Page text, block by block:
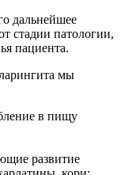
дальнейшее
стадии патологии,
пациента.
мы
в пищу
развитие